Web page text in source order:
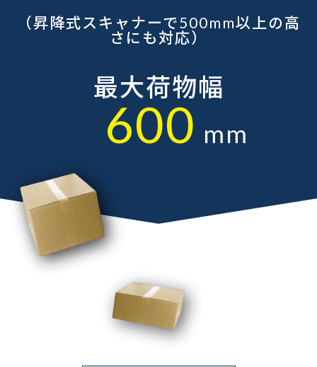
（昇降式スキャナーで500mm以上の高
さにも対応）
最大荷物幅
600 mm